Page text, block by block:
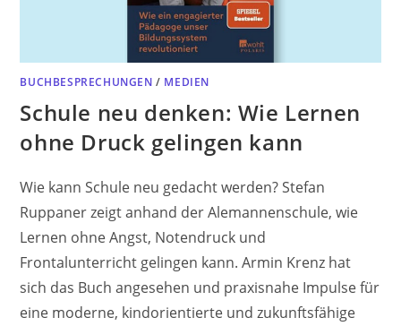
BUCHBESPRECHUNGEN / MEDIEN
Schule neu denken: Wie Lernen
ohne Druck gelingen kann
Wie kann Schule neu gedacht werden? Stefan
Ruppaner zeigt anhand der Alemannenschule, wie
Lernen ohne Angst, Notendruck und
Frontalunterricht gelingen kann. Armin Krenz hat
sich das Buch angesehen und praxisnahe Impulse für
eine moderne, kindorientierte und zukunftsfähige